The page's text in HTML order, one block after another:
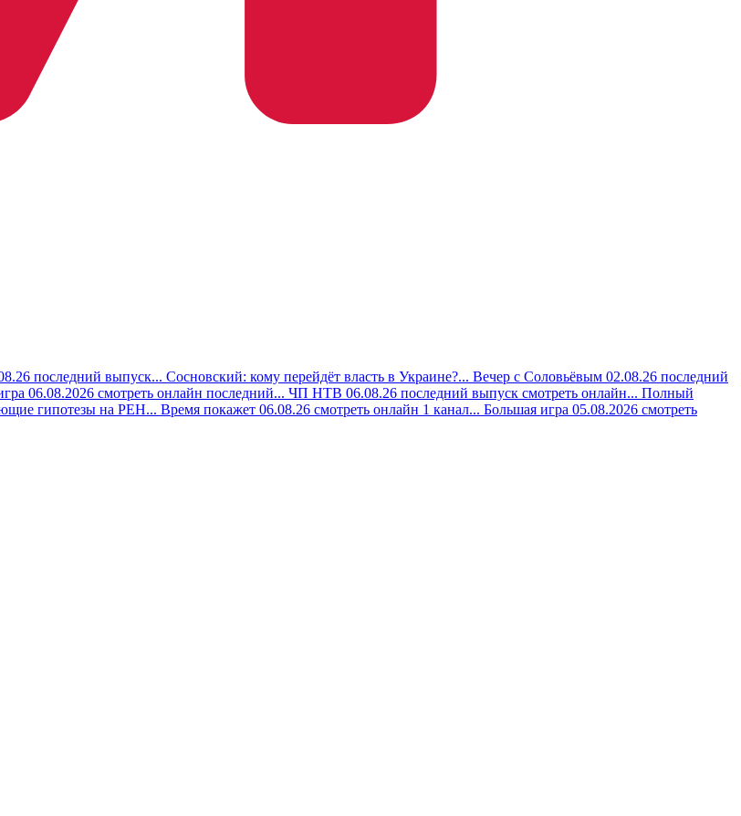
последний выпуск... Сосновский: кому перейдёт власть в Украине?... Вечер с Соловьёвым 02.08.26 последний
06.08.2026 смотреть онлайн последний... ЧП НТВ 06.08.26 последний выпуск смотреть онлайн... Полный
гипотезы на РЕН... Время покажет 06.08.26 смотреть онлайн 1 канал... Большая игра 05.08.2026 смотреть